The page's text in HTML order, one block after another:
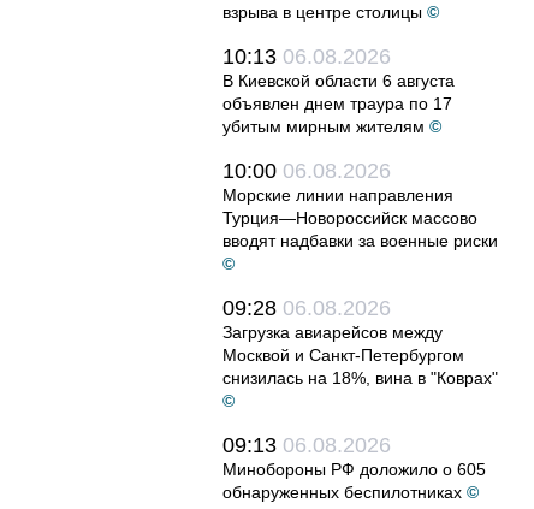
взрыва в центре столицы ©
10:13 06.08.2026
В Киевской области 6 августа
объявлен днем траура по 17
убитым мирным жителям ©
10:00 06.08.2026
Морские линии направления
Турция—Новороссийск массово
вводят надбавки за военные риски
©
09:28 06.08.2026
Загрузка авиарейсов между
Москвой и Санкт-Петербургом
снизилась на 18%, вина в "Коврах"
©
09:13 06.08.2026
Минобороны РФ доложило о 605
обнаруженных беспилотниках ©